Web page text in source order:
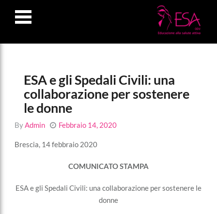
ESA e gli Spedali Civili: una
collaborazione per sostenere
le donne
ByAdmin Febbraio 14, 2020
Brescia, 14 febbraio 2020
COMUNICATO STAMPA
ESA e gli Spedali Civili: una collaborazione per sostenere le
donne